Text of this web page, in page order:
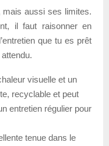
mais aussi ses limites.
il faut raisonner en
que tu es prêt
visuelle et un
recyclable et peut
entretien régulier pour
tenue dans le